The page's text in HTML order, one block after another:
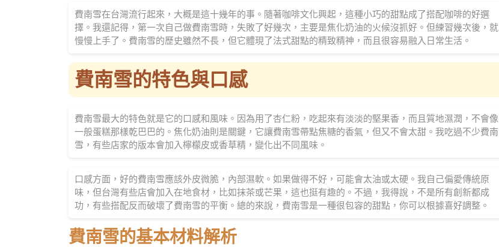
費南雪在台灣流行起來，大概是這十幾年的事。隨著咖啡文化興起，這種小巧的甜點成了搭配咖啡的好選
擇。我還記得，第一次自己做費南雪時，失敗了好幾次，主要是焦化奶油的火候沒抓好。但練習幾次後，就
慢慢上手了。費南雪的歷史雖然不長，但它體現了法式甜點的精致精神，而且很容易融入日常生活。
費南雪的特色與口感
費南雪最大的特色就是它的口感和風味。因為用了杏仁粉，吃起來有淡淡的堅果香，而且質地濕潤，不會像
一般蛋糕那樣乾巴巴的。焦化奶油則是關鍵，它讓費南雪帶點焦糖的香氣，但又不會太甜。我吃過不少費南
雪，有些店家的版本會加入檸檬皮或香草精，變化出不同風味。
口感方面，好的費南雪應該外皮微脆，內部濕軟。如果做得不好，可能會太油或太硬。我自己偏愛傳統原
味，但台灣有些店會加入在地食材，比如抹茶或芒果，這也挺有趣的。不過，我得說，不是所有創新都成
功，有些搭配反而破壞了費南雪的平衡。總的來說，費南雪是一種很包容的甜點，你可以根據喜好調整。
費南雪的基本材料解析